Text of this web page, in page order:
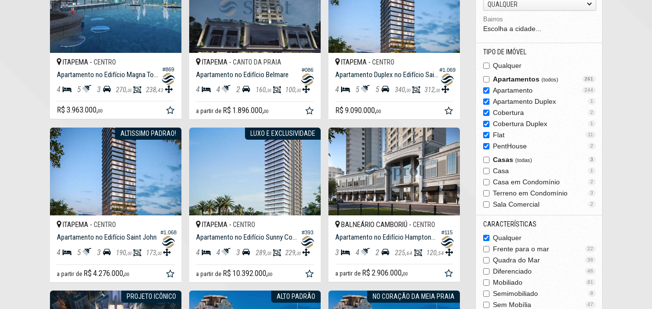
QUALQUER
Bairros
Escolha a cidade...
TIPO DE IMÓVEL
Qualquer
Apartamentos (todos) 261
Apartamento 244
Apartamento Duplex 1
Cobertura 2
Cobertura Duplex 1
Flat 11
PentHouse 2
Casas (todas) 3
Casa 1
Casa em Condomínio 2
Terreno em Condomínio 3
Sala Comercial 2
CARACTERÍSTICAS
Qualquer
Frente para o mar
22
Quadra do Mar 36
Diferenciado 46
Mobiliado 81
Semimobiliado 8
Sem Mobília 47
#869
ITAPEMA - CENTRO
Apartamento no Edifício Magna Tower
4 5 3 270,00 238,43
R$ 3.963.000,00
#086
ITAPEMA -CANTO DA PRAIA
Apartamento no Edifício Belmare
4 4 2 160,00 100,00
a partir de R$ 1.896.000,00
#1.069
ITAPEMA -CENTRO
Apartamento Duplex no Edifício Saint John
4 5 5 340,00 312,00
R$ 9.090.000,00
ALTISSIMO PADRAO!
#1.068
ITAPEMA - CENTRO
Apartamento no Edifício Saint John
4 5 3 190,00 173,00
a partir de R$ 4.276.000,00
LUXO E EXCLUSIVIDADE
#393
ITAPEMA -CENTRO
Apartamento no Edifício Sunny Coast
4 4 3 289,00 229,00
a partir de R$ 10.392.000,00
#115
BALNEÁRIO CAMBORIÚ -CENTRO
Apartamento no Edifício Hamptons Village
3 4 2 225,64 120,54
a partir de R$ 2.906.000,00
PROJETO ICÔNICO ALTO PADRÃO NO CORAÇÃO DA MEIA PRAIA